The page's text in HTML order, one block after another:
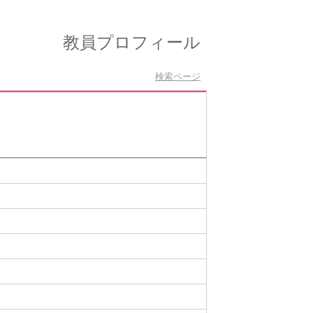
教員プロフィール
検索ページ